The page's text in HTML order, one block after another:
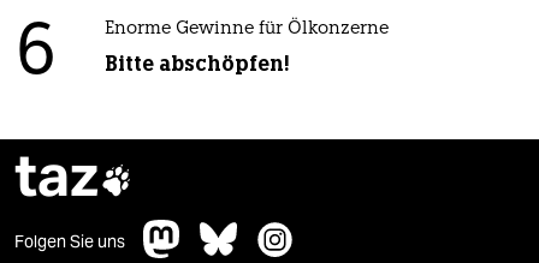
6 Enorme Gewinne für Ölkonzerne
Bitte abschöpfen!
taz
Folgen Sie uns